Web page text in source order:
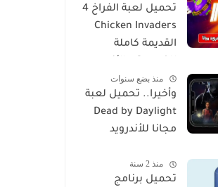
تحميل لعبة الفراخ 4
Chicken Invaders
القديمة كاملة
مجانامنذ بضع سنوات
وأخيرا.. تحميل لعبة
Dead by Daylight
مجانا للأندرويد
منذ 2 سنة
تحميل برنامج